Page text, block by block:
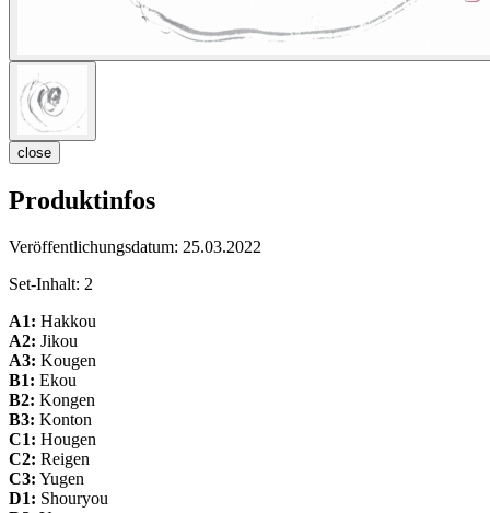
close
Produktinfos
Veröffentlichungsdatum: 25.03.2022
Set-Inhalt: 2
A1: Hakkou
A2: Jikou
A3: Kougen
B1: Ekou
B2: Kongen
B3: Konton
C1: Hougen
C2: Reigen
C3: Yugen
D1: Shouryou